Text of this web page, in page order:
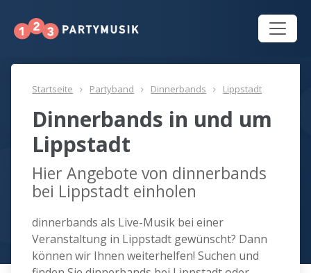
Startseite Partyband Dinnerbands Lippstadt
Dinnerbands in und um
Lippstadt
Hier Angebote von dinnerbands
bei Lippstadt einholen
dinnerbands als Live-Musik bei einer
Veranstaltung in Lippstadt gewünscht? Dann
können wir Ihnen weiterhelfen! Suchen und